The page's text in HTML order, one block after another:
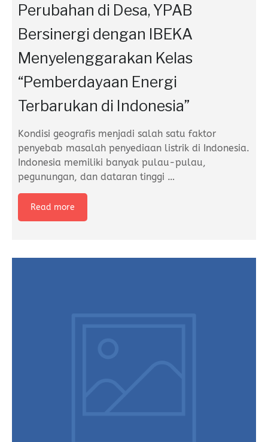
Perubahan di Desa, YPAB
Bersinergi dengan IBEKA
Menyelenggarakan Kelas
“Pemberdayaan Energi
Terbarukan di Indonesia”
Kondisi geografis menjadi salah satu faktor
penyebab masalah penyediaan listrik di Indonesia.
Indonesia memiliki banyak pulau-pulau,
pegunungan, dan dataran tinggi …
Read more